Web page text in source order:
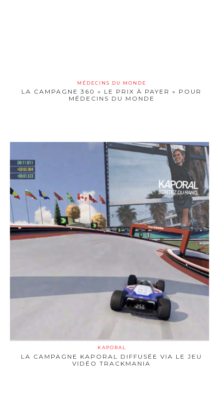
MÉDECINS DU MONDE
LA CAMPAGNE 360 « LE PRIX À PAYER » POUR
MÉDECINS DU MONDE
KAPORAL
LA CAMPAGNE KAPORAL DIFFUSÉE VIA LE JEU
VIDÉO TRACKMANIA